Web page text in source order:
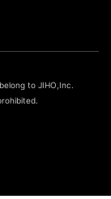
to JIHO,Inc.